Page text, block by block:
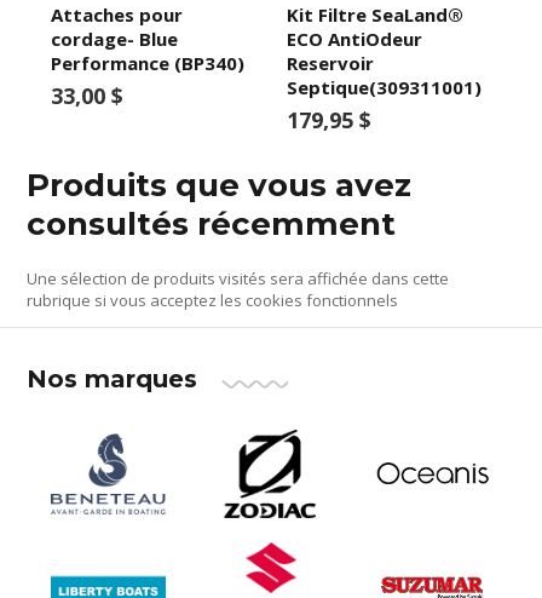
Attaches pour
cordage- Blue
Performance (BP340)
33,00 $
Kit Filtre SeaLand®
ECO AntiOdeur
Reservoir
Septique(309311001)
179,95 $
Produits que vous avez
consultés récemment
Une sélection de produits visités sera affichée dans cette
rubrique si vous acceptez les cookies fonctionnels
Nos marques